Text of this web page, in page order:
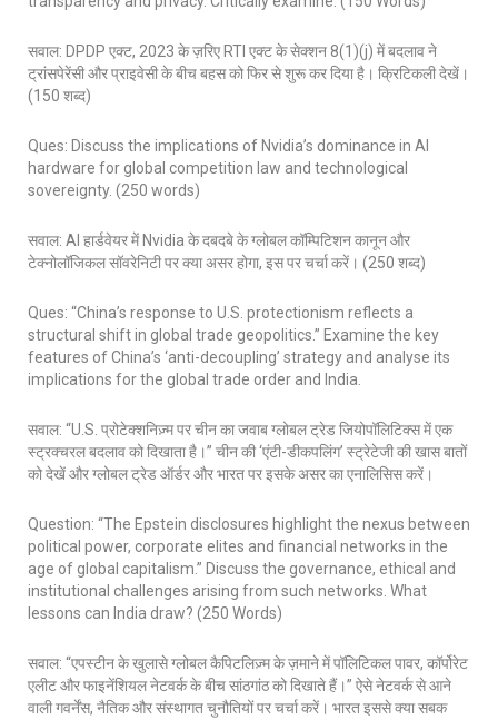
सवाल: DPDP एक्ट, 2023 के ज़रिए RTI एक्ट के सेक्शन 8(1)(j) में बदलाव ने
ट्रांसपेरेंसी और प्राइवेसी के बीच बहस को फिर से शुरू कर दिया है। क्रिटिकली देखें।
(150 शब्द)
Ques: Discuss the implications of Nvidia’s dominance in AI
hardware for global competition law and technological
sovereignty. (250 words)
सवाल: AI हार्डवेयर में Nvidia के दबदबे के ग्लोबल कॉम्पिटिशन कानून और
टेक्नोलॉजिकल सॉवरेनिटी पर क्या असर होगा, इस पर चर्चा करें। (250 शब्द)
Ques: “China’s response to U.S. protectionism reflects a
structural shift in global trade geopolitics.” Examine the key
features of China’s ‘anti-decoupling’ strategy and analyse its
implications for the global trade order and India.
सवाल: “U.S. प्रोटेक्शनिज़्म पर चीन का जवाब ग्लोबल ट्रेड जियोपॉलिटिक्स में एक
स्ट्रक्चरल बदलाव को दिखाता है।” चीन की ‘एंटी-डीकपलिंग’ स्ट्रेटेजी की खास बातों
को देखें और ग्लोबल ट्रेड ऑर्डर और भारत पर इसके असर का एनालिसिस करें।
Question: “The Epstein disclosures highlight the nexus between
political power, corporate elites and financial networks in the
age of global capitalism.” Discuss the governance, ethical and
institutional challenges arising from such networks. What
lessons can India draw? (250 Words)
सवाल: “एपस्टीन के खुलासे ग्लोबल कैपिटलिज़्म के ज़माने में पॉलिटिकल पावर, कॉर्पोरेट
एलीट और फाइनेंशियल नेटवर्क के बीच सांठगांठ को दिखाते हैं।” ऐसे नेटवर्क से आने
वाली गवर्नेंस, नैतिक और संस्थागत चुनौतियों पर चर्चा करें। भारत इससे क्या सबक